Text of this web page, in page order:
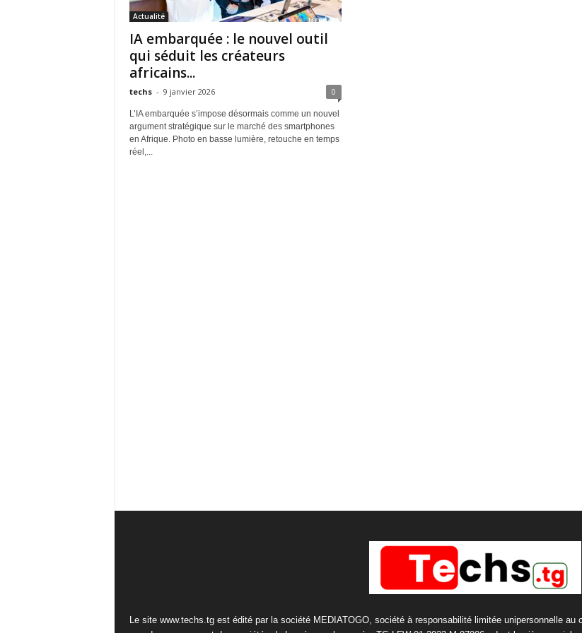
Actualité
IA embarquée : le nouvel outil
qui séduit les créateurs
africains...
techs - 9 janvier 2026 0
L’IA embarquée s’impose désormais comme un nouvel
argument stratégique sur le marché des smartphones
en Afrique. Photo en basse lumière, retouche en temps
réel,...
Le site www.techs.tg est édité par la société MEDIATOGO, société à responsabilité limitée unipersonnelle